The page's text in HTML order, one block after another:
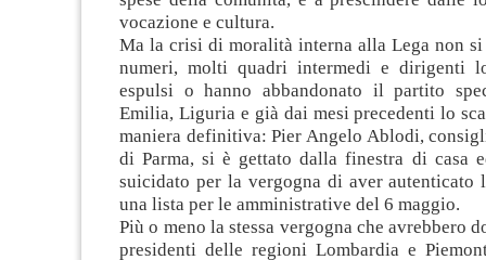
vocazione e cultura.
Ma la crisi di moralità interna alla Lega non
numeri, molti quadri intermedi e dirigenti
espulsi o hanno abbandonato il partito
Emilia, Liguria e già dai mesi precedenti lo
maniera definitiva: Pier Angelo Ablodi,
di Parma, si è gettato dalla finestra di casa
suicidato per la vergogna di aver autenticato
una lista per le amministrative del 6 maggio.
Più o meno la stessa vergogna che avrebbero
presidenti delle regioni Lombardia e